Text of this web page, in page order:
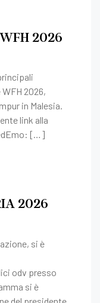
2026
2026,
in Malesia.
link alla
[…]
2026
si è
odv presso
si è